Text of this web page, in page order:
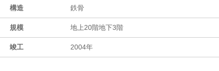
構造 鉄骨
規模 地上20階地下3階
竣工 2004年